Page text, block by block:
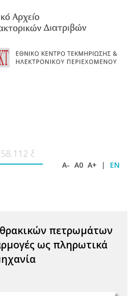
A- A0 A+ | EN
πετρωμάτων
ως πληρωτικά